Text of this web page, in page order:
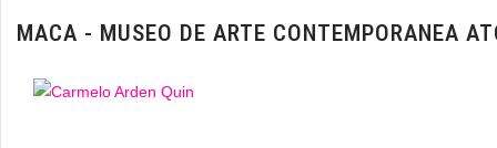
MACA - MUSEO DE ARTE CONTEMPORANEA